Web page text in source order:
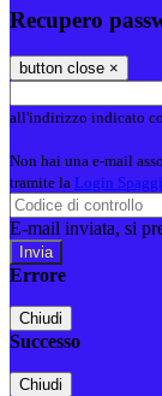
Recupero
button close ×
all'indirizzo indicato
Non hai una e-mail
tramite la Login
E-mail inviata, si
Errore
Chiudi
Successo
Chiudi